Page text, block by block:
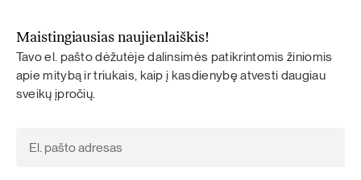
Maistingiausias naujienlaiškis!
Tavo el. pašto dėžutėje dalinsimės patikrintomis žiniomis
apie mitybą ir triukais, kaip į kasdienybę atvesti daugiau
sveikų įpročių.